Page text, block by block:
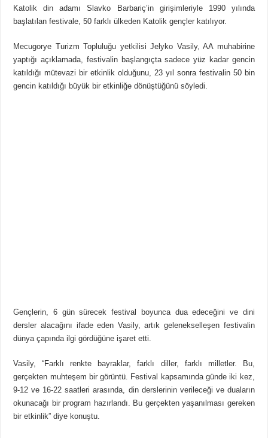
Katolik din adamı Slavko Barbariç’in girişimleriyle 1990 yılında
başlatılan festivale, 50 farklı ülkeden Katolik gençler katılıyor.
Mecugorye Turizm Topluluğu yetkilisi Jelyko Vasily, AA muhabirine
yaptığı açıklamada, festivalin başlangıçta sadece yüz kadar gencin
katıldığı mütevazi bir etkinlik olduğunu, 23 yıl sonra festivalin 50 bin
gencin katıldığı büyük bir etkinliğe dönüştüğünü söyledi.
Gençlerin, 6 gün sürecek festival boyunca dua edeceğini ve dini
dersler alacağını ifade eden Vasily, artık gelenekselleşen festivalin
dünya çapında ilgi gördüğüne işaret etti.
Vasily, “Farklı renkte bayraklar, farklı diller, farklı milletler. Bu,
gerçekten muhteşem bir görüntü. Festival kapsamında günde iki kez,
9-12 ve 16-22 saatleri arasında, din derslerinin verileceği ve duaların
okunacağı bir program hazırlandı. Bu gerçekten yaşanılması gereken
bir etkinlik” diye konuştu.